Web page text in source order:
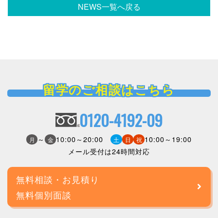
NEWS一覧へ戻る
留学のご相談はこちら
0120-4192-09
月 ～ 金 10:00～20:00 土 日 祝 10:00～19:00
メール受付は24時間対応
無料相談・お見積り
無料個別面談